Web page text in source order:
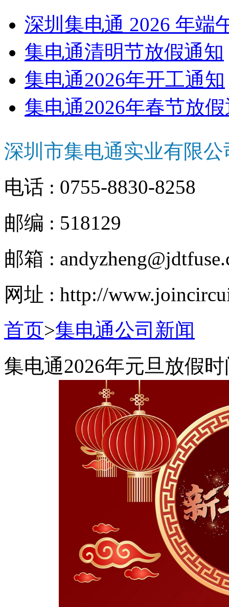
深圳集电通 2026 年端
集电通清明节放假通知
集电通2026年开工通知
集电通2026年春节放
深圳市集电通实业有限公
电话 : 0755-8830-8258
邮编 : 518129
邮箱 :
网址 : http://
首页>集电通公司新闻
集电通2026年元旦放假